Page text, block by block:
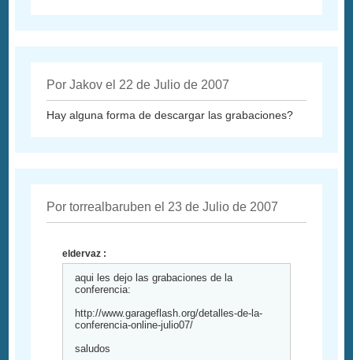
Por Jakov el 22 de Julio de 2007
Hay alguna forma de descargar las grabaciones?
Por torrealbaruben el 23 de Julio de 2007
eldervaz :
aqui les dejo las grabaciones de la
conferencia:
http://www.garageflash.org/detalles-de-la-
conferencia-online-julio07/
saludos